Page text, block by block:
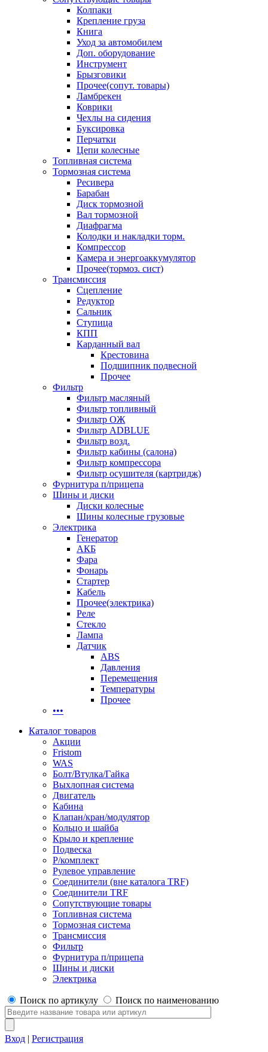
Колпаки
Крепление груза
Книга
Уход за автомобилем
Доп. оборудование
Инструмент
Брызговики
Прочее(сопут. товары)
Ламбрекен
Коврики
Чехлы на сидения
Буксировка
Перчатки
Цепи колесные
Топливная система
Тормозная система
Ресивера
Барабан
Диск тормозной
Вал тормозной
Диафрагма
Колодки и накладки торм.
Компрессор
Камера и энергоаккумулятор
Прочее(тормоз. сист)
Трансмиссия
Сцепление
Редуктор
Сальник
Ступица
КПП
Карданный вал
Крестовина
Подшипник подвесной
Прочее
Фильтр
Фильтр масляный
Фильтр топливный
Фильтр ОЖ
Фильтр ADBLUE
Фильтр возд.
Фильтр кабины (салона)
Фильтр компрессора
Фильтр осушителя (картридж)
Фурнитура п/прицепа
Шины и диски
Диски колесные
Шины колесные грузовые
Электрика
Генератор
АКБ
Фара
Фонарь
Стартер
Кабель
Прочее(электрика)
Реле
Стекло
Лампа
Датчик
ABS
Давления
Перемещения
Температуры
Прочее
•••
Каталог товаров
Акции
Fristom
WAS
Болт/Втулка/Гайка
Выхлопная система
Двигатель
Кабина
Клапан/кран/модулятор
Кольцо и шайба
Крыло и крепление
Подвеска
Р/комплект
Рулевое управление
Соединители (вне каталога TRF)
Соединители TRF
Сопутствующие товары
Топливная система
Тормозная система
Трансмиссия
Фильтр
Фурнитура п/прицепа
Шины и диски
Электрика
Поиск по артикулу Поиск по наименованию
Вход | Регистрация